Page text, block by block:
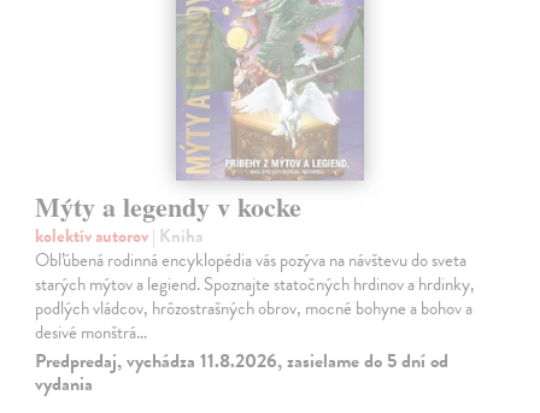
Mýty a legendy v kocke
kolektív autorov| Kniha
Obľúbená rodinná encyklopédia vás pozýva na návštevu do sveta
starých mýtov a legiend. Spoznajte statočných hrdinov a hrdinky,
podlých vládcov, hrôzostrašných obrov, mocné bohyne a bohov a
desivé monštrá…
Predpredaj, vychádza 11.8.2026, zasielame do 5 dní od
vydania